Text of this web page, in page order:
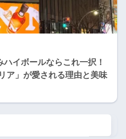
ハイボールならこれ一択！
ア」が愛される理由と美味